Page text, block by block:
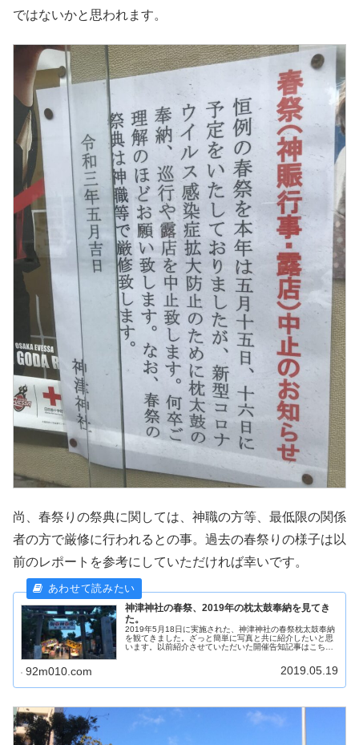
ではないかと思われます。
尚、春祭りの祭典に関しては、神職の方等、最低限の関係
者の方で厳修に行われるとの事。過去の春祭りの様子は以
前のレポートを参考にしていただければ幸いです。
神津神社の春祭、2019年の枕太鼓奉納を見てき
た。
2019年5月18日に実施された、神津神社の春祭枕太鼓奉納
を観てきました。ざっと簡単に写真と共に紹介したいと思
います。以前紹介させていただいた開催告知記事はこちら↓
92m010.com 2019.05.19